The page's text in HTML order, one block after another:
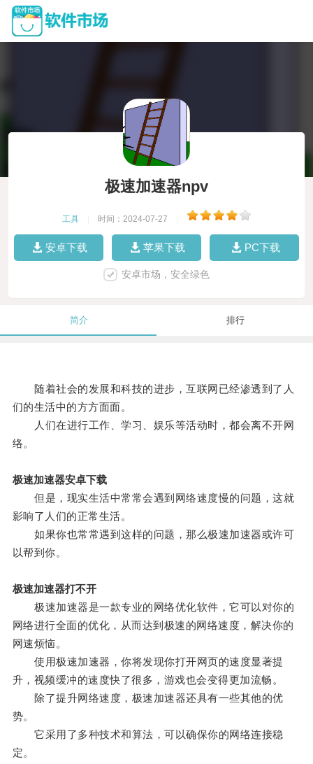
极速加速器npv
工具 时间：2024-07-27
安卓下载 苹果下载 PC下载
安卓市场，安全绿色
简介 排行
随着社会的发展和科技的进步，互联网已经渗透到了人
们的生活中的方方面面。
人们在进行工作、学习、娱乐等活动时，都会离不开网
络。
极速加速器安卓下载
但是，现实生活中常常会遇到网络速度慢的问题，这就
影响了人们的正常生活。
如果你也常常遇到这样的问题，那么极速加速器或许可
以帮到你。
极速加速器打不开
极速加速器是一款专业的网络优化软件，它可以对你的
网络进行全面的优化，从而达到极速的网络速度，解决你的
网速烦恼。
使用极速加速器，你将发现你打开网页的速度显著提
升，视频缓冲的速度快了很多，游戏也会变得更加流畅。
除了提升网络速度，极速加速器还具有一些其他的优
势。
它采用了多种技术和算法，可以确保你的网络连接稳
定。